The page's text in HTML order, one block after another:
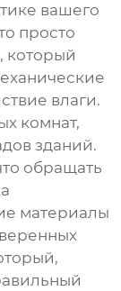
вашего
просто
который
влаги.
комнат,
зданий.
обращать
материалы